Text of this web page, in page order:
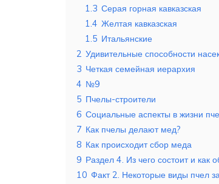
1.3 Серая горная кавказская
1.4 Желтая кавказская
1.5 Итальянские
2 Удивительные способности
3 Четкая семейная иерархия
4 №9
5 Пчелы-строители
6 Социальные аспекты в жизни
7 Как пчелы делают мед?
8 Как происходит сбор меда
9 Раздел 4. Из чего состоит и как
10 Факт 2. Некоторые виды пчел